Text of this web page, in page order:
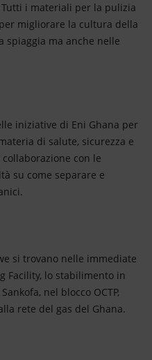
i materiali per la pulizia
migliorare la cultura della
spiaggia ma anche nelle
iniziative di Eni Ghana per
di salute, sicurezza e
con le
su come separare e
si trovano nelle immediate
Facility, lo stabilimento in
nel blocco OCTP,
rete del gas del Ghana.